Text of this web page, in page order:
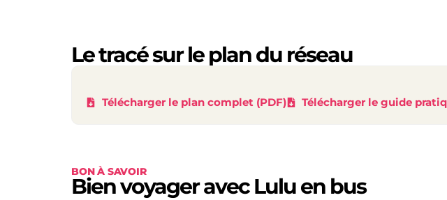
Le tracé sur le plan du réseau
Télécharger le plan complet (PDF) Télécharger le guide
BON À SAVOIR
Bien voyager avec Lulu en bus